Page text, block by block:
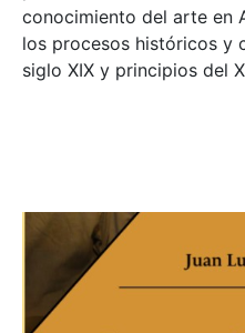
conocimiento del arte en
los procesos históricos y
siglo XIX y principios del